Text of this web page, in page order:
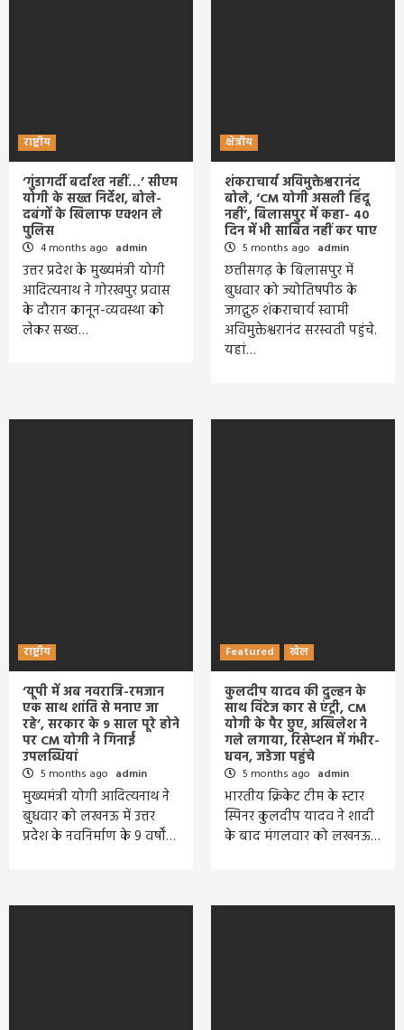
राष्ट्रीय
‘गुंडागर्दी बर्दाश्त नहीं…’ सीएम
योगी के सख्त निर्देश, बोले-
दबंगों के खिलाफ एक्शन ले
पुलिस
4 months ago admin
उत्तर प्रदेश के मुख्यमंत्री योगी
आदित्यनाथ ने गोरखपुर प्रवास
के दौरान कानून-व्यवस्था को
लेकर सख्त…
क्षेत्रीय
शंकराचार्य अविमुक्तेश्वरानंद
बोले, ‘CM योगी असली हिंदू
नहीं’, बिलासपुर में कहा- 40
दिन में भी साबित नहीं कर पाए
5 months ago admin
छत्तीसगढ़ के बिलासपुर में
बुधवार को ज्योतिषपीठ के
जगद्गुरु शंकराचार्य स्वामी
अविमुक्तेश्वरानंद सरस्वती पहुंचे.
यहां…
राष्ट्रीय
‘यूपी में अब नवरात्रि-रमजान
एक साथ शांति से मनाए जा
रहे’, सरकार के 9 साल पूरे होने
पर CM योगी ने गिनाईं
उपलब्धियां
5 months ago admin
मुख्यमंत्री योगी आदित्यनाथ ने
बुधवार को लखनऊ में उत्तर
प्रदेश के नवनिर्माण के 9 वर्षों…
Featured खेल
कुलदीप यादव की दुल्हन के
साथ विंटेज कार से एंट्री, CM
योगी के पैर छुए, अखिलेश ने
गले लगाया, रिसेप्शन में गंभीर-
धवन, जडेजा पहुंचे
5 months ago admin
भारतीय क्रिकेट टीम के स्टार
स्पिनर कुलदीप यादव ने शादी
के बाद मंगलवार को लखनऊ…